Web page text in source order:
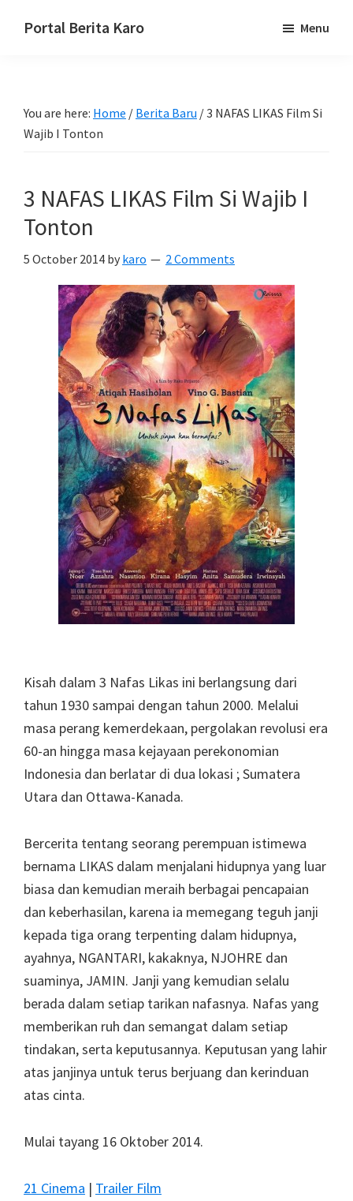
Portal Berita Karo
Karo,
sejarah
Menu
You are here: Home / Berita Baru /3 NAFAS LIKAS Film Si
Wajib I Tonton
3 NAFAS LIKAS Film Si Wajib I
Tonton
5 October 2014 by karo 2 Comments
Kisah dalam 3 Nafas Likas ini berlangsung dari
tahun 1930 sampai dengan tahun 2000. Melalui
masa perang kemerdekaan, pergolakan revolusi era
60-an hingga masa kejayaan perekonomian
Indonesia dan berlatar di dua lokasi ; Sumatera
Utara dan Ottawa-Kanada.
Bercerita tentang seorang perempuan istimewa
bernama LIKAS dalam menjalani hidupnya yang luar
biasa dan kemudian meraih berbagai pencapaian
dan keberhasilan, karena ia memegang teguh janji
kepada tiga orang terpenting dalam hidupnya,
ayahnya, NGANTARI, kakaknya, NJOHRE dan
suaminya, JAMIN. Janji yang kemudian selalu
berada dalam setiap tarikan nafasnya. Nafas yang
memberikan ruh dan semangat dalam setiap
tindakan, serta keputusannya. Keputusan yang lahir
atas janjinya untuk terus berjuang dan kerinduan
atas cinta.
Mulai tayang 16 Oktober 2014.
21 Cinema | Trailer Film